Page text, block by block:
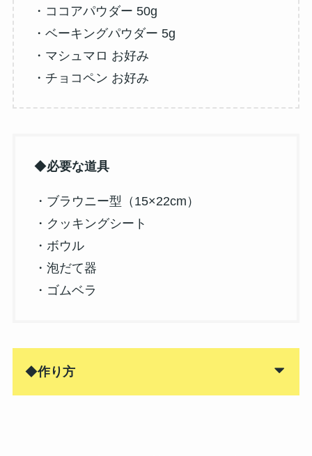
・ココアパウダー 50g
・ベーキングパウダー 5g
・マシュマロ お好み
・チョコペン お好み
◆必要な道具
・ブラウニー型（15×22cm）
・クッキングシート
・ボウル
・泡だて器
・ゴムベラ
◆作り方